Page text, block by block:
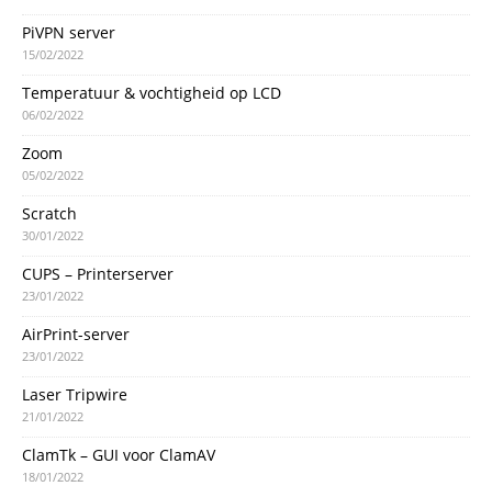
PiVPN server
15/02/2022
Temperatuur & vochtigheid op LCD
06/02/2022
Zoom
05/02/2022
Scratch
30/01/2022
CUPS – Printerserver
23/01/2022
AirPrint-server
23/01/2022
Laser Tripwire
21/01/2022
ClamTk – GUI voor ClamAV
18/01/2022